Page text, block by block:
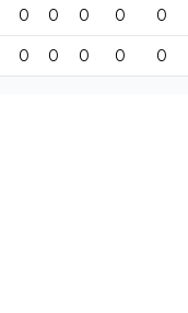
0 0 0 0 0
0 0 0 0 0